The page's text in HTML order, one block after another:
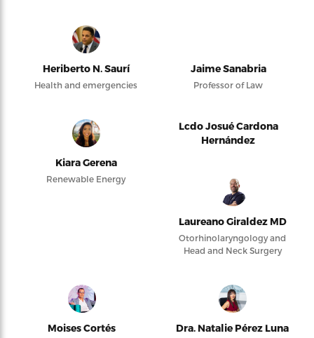
Heriberto N. Saurí
Health and emergencies
Jaime Sanabria
Professor of Law
Kiara Gerena
Renewable Energy
Lcdo Josué Cardona
Hernández
Laureano Giraldez MD
Otorhinolaryngology and
Head and Neck Surgery
Moises Cortés Dra. Natalie Pérez Luna